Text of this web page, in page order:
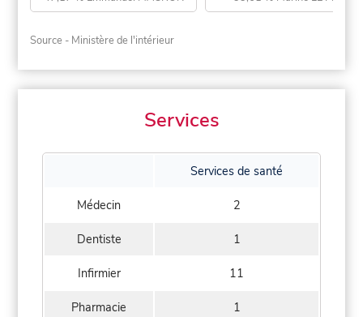
Source - Ministère de l'intérieur
Services
Services de santé
Médecin 2
Dentiste 1
Infirmier 11
Pharmacie 1